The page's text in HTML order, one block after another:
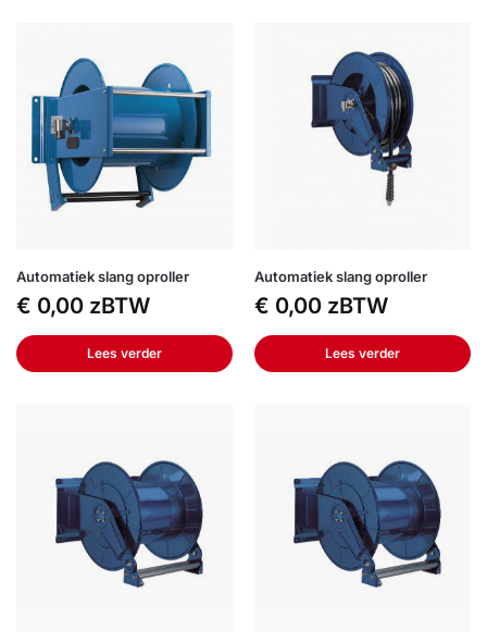
Automatiek slang oproller
€ 0,00 zBTW
Lees verder
Automatiek slang oproller
€ 0,00 zBTW
Lees verder